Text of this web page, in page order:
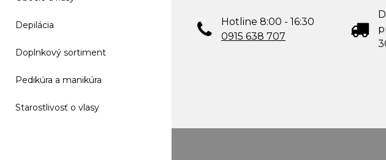
Depilácia
Doplnkový sortiment
Pedikúra a manikúra
Starostlivosť o vlasy
Hotline 8:00 - 16:30
0915 638 707